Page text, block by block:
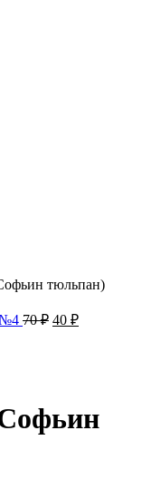
тюльпан)
№4 70₽ Первоначальная
40 ₽Текущая